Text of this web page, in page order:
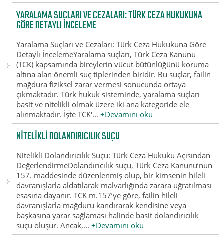
YARALAMA SUÇLARI VE CEZALARI: TÜRK CEZA HUKUKUNA
GÖRE DETAYLI İNCELEME
Yaralama Suçları ve Cezaları: Türk Ceza Hukukuna Göre
Detaylı İncelemeYaralama suçları, Türk Ceza Kanunu
(TCK) kapsamında bireylerin vücut bütünlüğünü koruma
altına alan önemli suç tiplerinden biridir. Bu suçlar, failin
mağdura fiziksel zarar vermesi sonucunda ortaya
çıkmaktadır. Türk hukuk sisteminde, yaralama suçları
basit ve nitelikli olmak üzere iki ana kategoride ele
alınmaktadır. İşte TCK'...+Devamını oku
NITELIKLI DOLANDIRICILIK SUÇU
Nitelikli Dolandırıcılık Suçu: Türk Ceza Hukuku Açısından
DeğerlendirmeDolandırıcılık suçu, Türk Ceza Kanunu’nun
157. maddesinde düzenlenmiş olup, bir kimsenin hileli
davranışlarla aldatılarak malvarlığında zarara uğratılması
esasına dayanır. TCK m.157’ye göre, failin hileli
davranışlarla mağduru kandırarak kendisine veya
başkasına yarar sağlaması halinde basit dolandırıcılık
suçu oluşur. Ancak,...+Devamını oku